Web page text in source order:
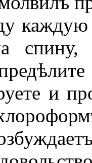
каждую
и